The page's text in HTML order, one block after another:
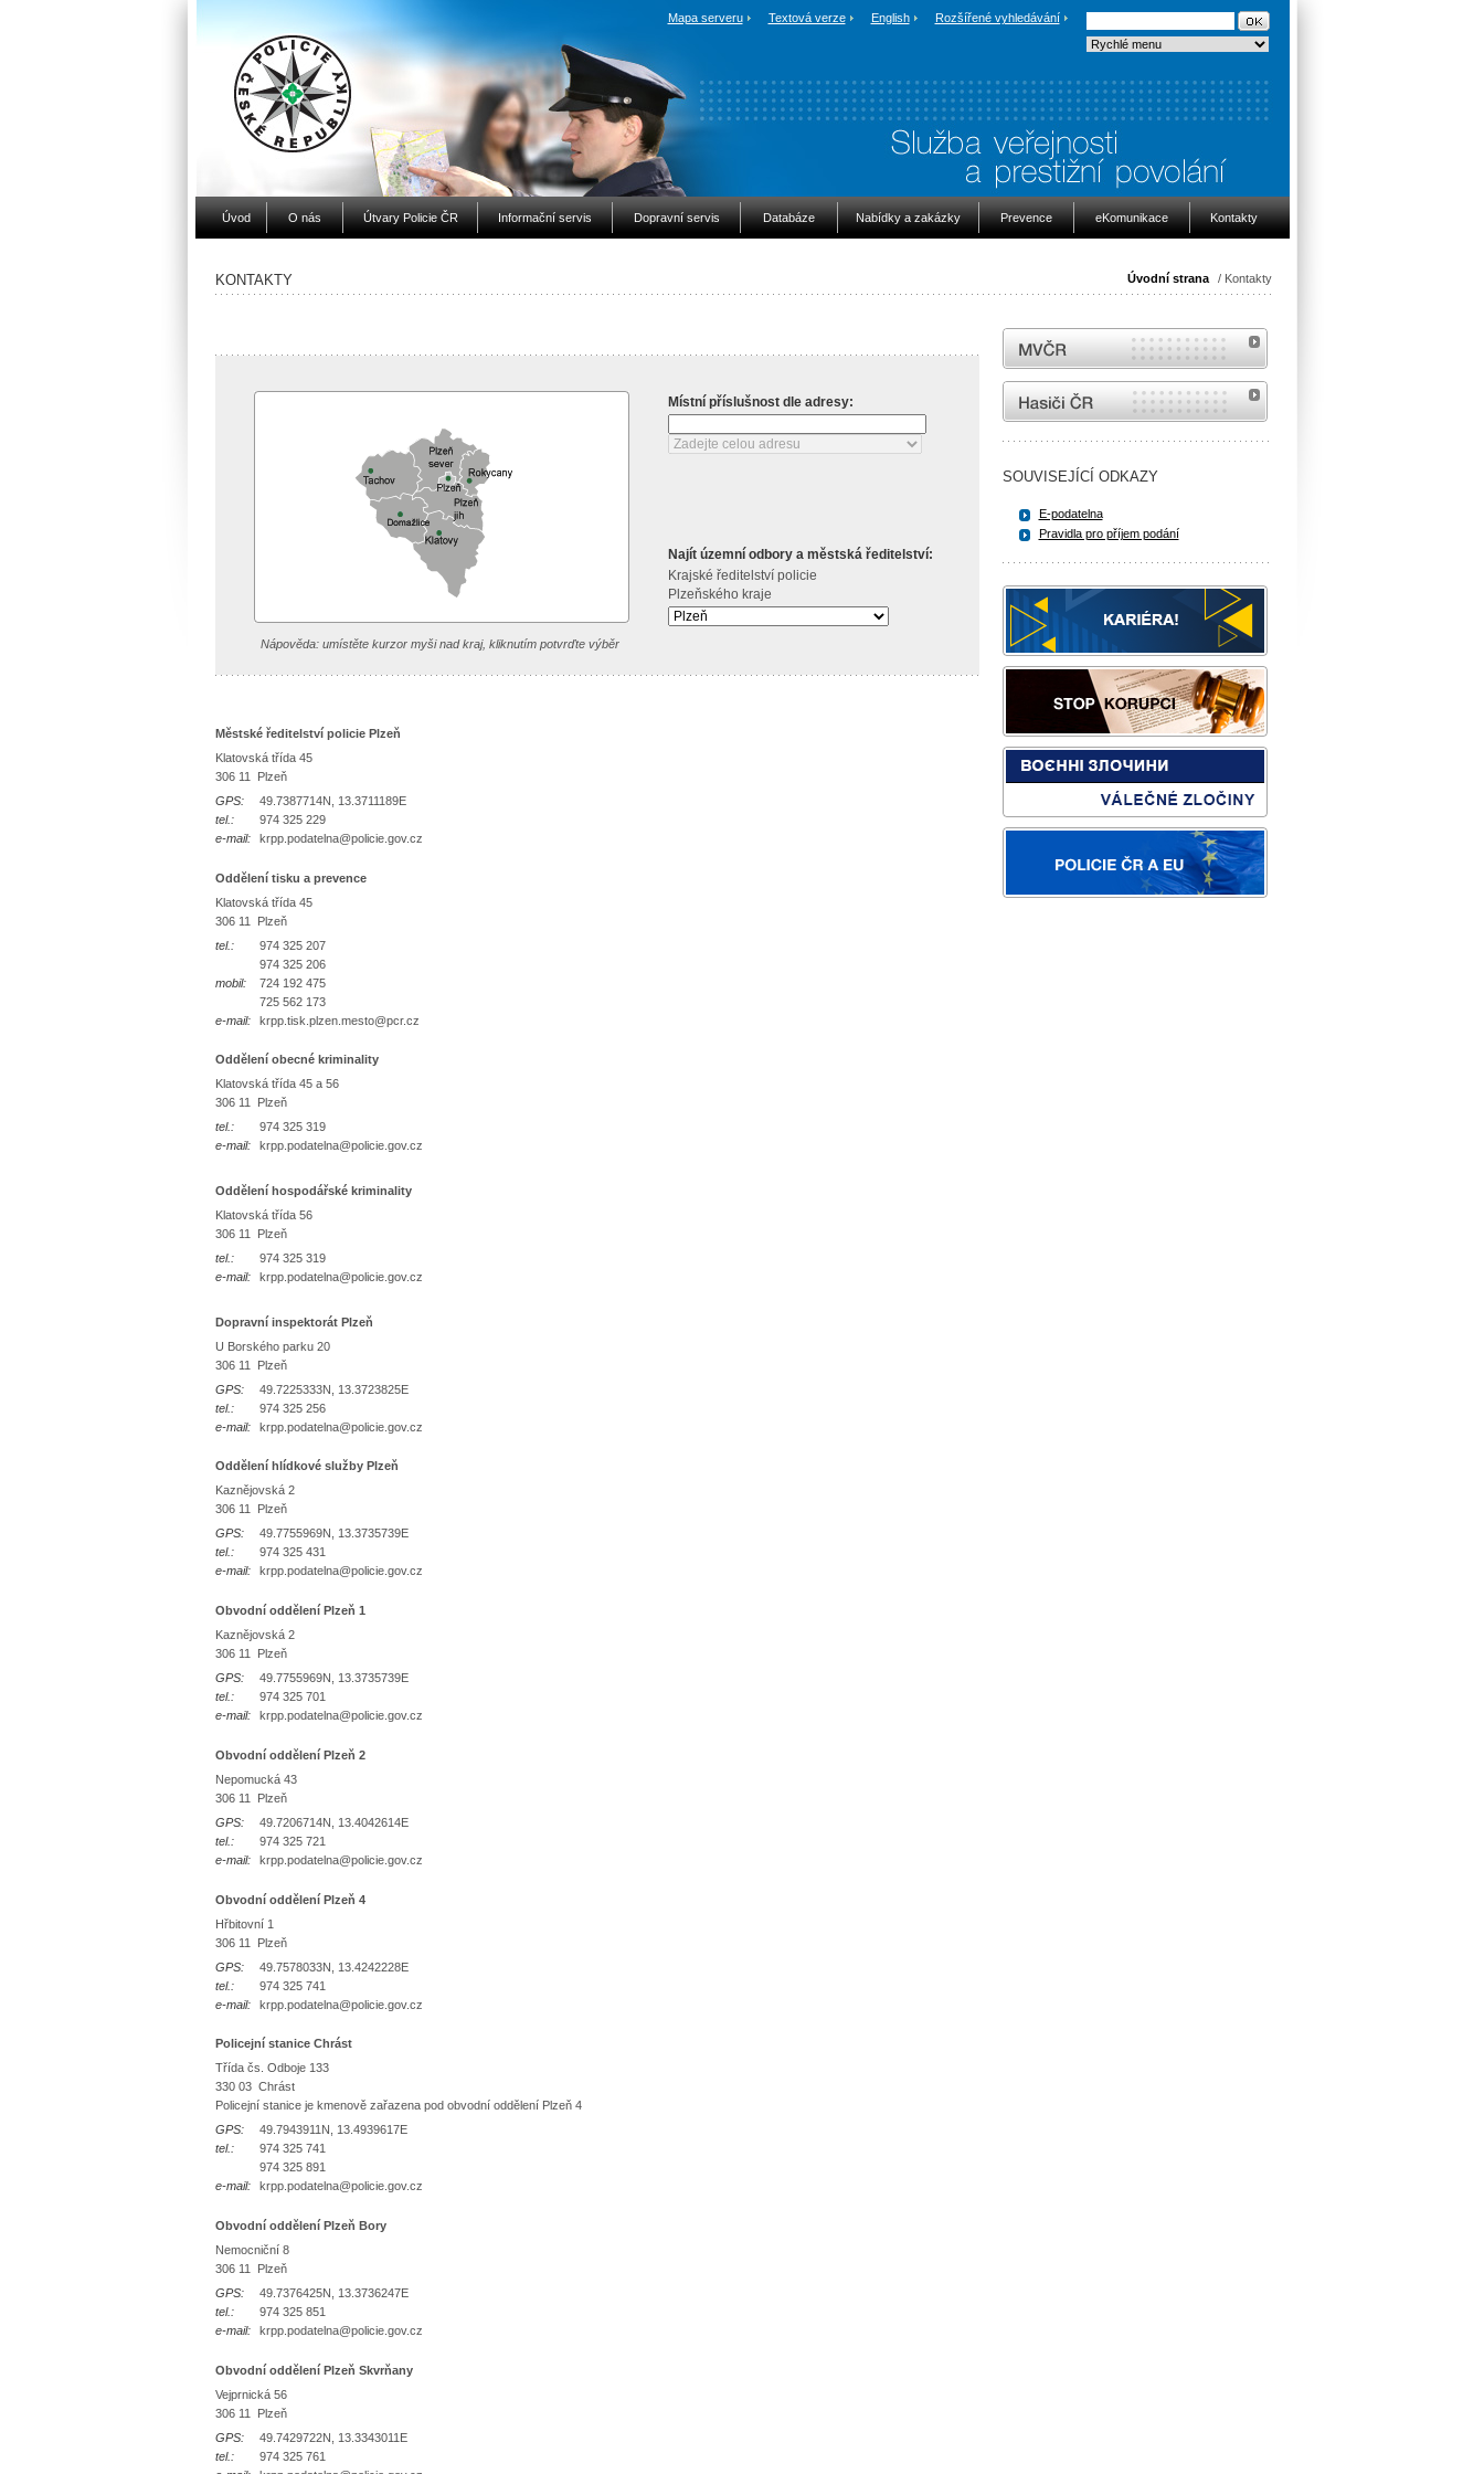
Mapa serveru Textová verze English Rozšířené vyhledávání
Úvod O nás Útvary Policie ČR Informační servis Dopravní servis Databáze Nabídky a zakázky Prevence eKomunikace Kontakty
Úvodní strana / Kontakty
KONTAKTY
Nápověda: umístěte kurzor myši nad kraj, kliknutím potvrďte výběr
Místní příslušnost dle adresy:
Najít územní odbory a městská ředitelství:
Krajské ředitelství policie
Plzeňského kraje
Městské ředitelství policie Plzeň
Klatovská třída 45
306 11 Plzeň
GPS:
49.7387714N, 13.3711189E
tel.:
974 325 229
e-mail:
krpp.podatelna@policie.gov.cz
Oddělení tisku a prevence
Klatovská třída 45
306 11 Plzeň
tel.:
974 325 207
974 325 206
mobil:
724 192 475
725 562 173
e-mail:
krpp.tisk.plzen.mesto@pcr.cz
Oddělení obecné kriminality
Klatovská třída 45 a 56
306 11 Plzeň
tel.:
974 325 319
e-mail:
krpp.podatelna@policie.gov.cz
Oddělení hospodářské kriminality
Klatovská třída 56
306 11 Plzeň
tel.:
974 325 319
e-mail:
krpp.podatelna@policie.gov.cz
Dopravní inspektorát Plzeň
U Borského parku 20
306 11 Plzeň
GPS:
49.7225333N, 13.3723825E
tel.:
974 325 256
e-mail:
krpp.podatelna@policie.gov.cz
Oddělení hlídkové služby Plzeň
Kaznějovská 2
306 11 Plzeň
GPS:
49.7755969N, 13.3735739E
tel.:
974 325 431
e-mail:
krpp.podatelna@policie.gov.cz
Obvodní oddělení Plzeň 1
Kaznějovská 2
306 11 Plzeň
GPS:
49.7755969N, 13.3735739E
tel.:
974 325 701
e-mail:
krpp.podatelna@policie.gov.cz
Obvodní oddělení Plzeň 2
Nepomucká 43
306 11 Plzeň
GPS:
49.7206714N, 13.4042614E
tel.:
974 325 721
e-mail:
krpp.podatelna@policie.gov.cz
Obvodní oddělení Plzeň 4
Hřbitovní 1
306 11 Plzeň
GPS:
49.7578033N, 13.4242228E
tel.:
974 325 741
e-mail:
krpp.podatelna@policie.gov.cz
Policejní stanice Chrást
Třída čs. Odboje 133
330 03 Chrást
Policejní stanice je kmenově zařazena pod obvodní oddělení Plzeň 4
GPS:
49.7943911N, 13.4939617E
tel.:
974 325 741
974 325 891
e-mail:
krpp.podatelna@policie.gov.cz
Obvodní oddělení Plzeň Bory
Nemocniční 8
306 11 Plzeň
GPS:
49.7376425N, 13.3736247E
tel.:
974 325 851
e-mail:
krpp.podatelna@policie.gov.cz
Obvodní oddělení Plzeň Skvrňany
Vejprnická 56
306 11 Plzeň
GPS:
49.7429722N, 13.3343011E
tel.:
974 325 761
MVČR
internetové stránky Hasiči ČR
SOUVISEJÍCÍ ODKAZY
E-podatelna
Pravidla pro příjem podání